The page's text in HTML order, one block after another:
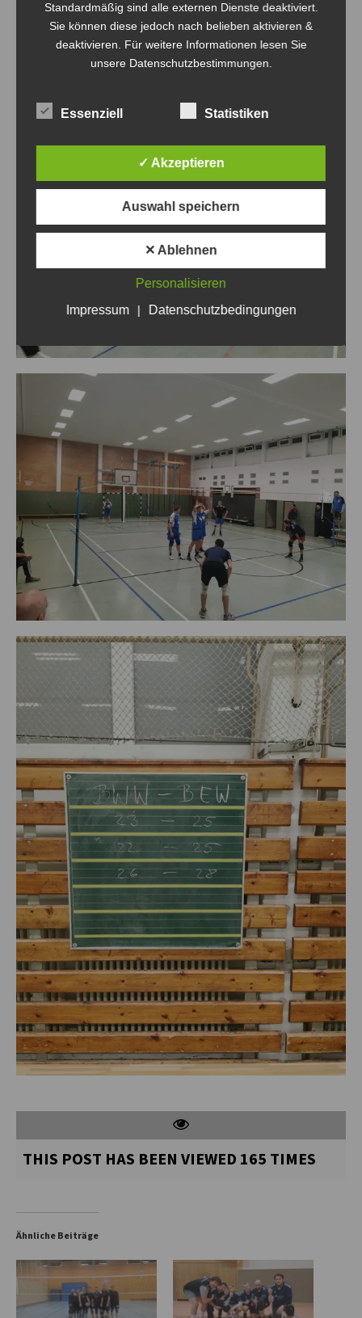
THIS POST HAS BEEN VIEWED 165 TIMES
Ähnliche Beiträge
Standardmäßig sind alle externen Dienste deaktiviert.
Sie können diese jedoch nach belieben aktivieren &
deaktivieren. Für weitere Informationen lesen Sie
unsere Datenschutzbestimmungen.
Essenziell Statistiken
✓ Akzeptieren
Auswahl speichern
✕ Ablehnen
Personalisieren
Impressum
| Datenschutzbedingungen